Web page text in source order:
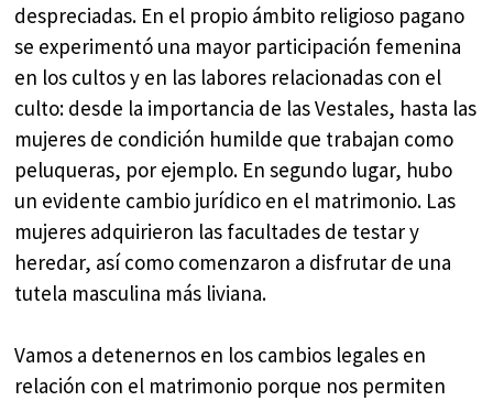
despreciadas. En el propio ámbito religioso pagano
se experimentó una mayor participación femenina
en los cultos y en las labores relacionadas con el
culto: desde la importancia de las Vestales, hasta las
mujeres de condición humilde que trabajan como
peluqueras, por ejemplo. En segundo lugar, hubo
un evidente cambio jurídico en el matrimonio. Las
mujeres adquirieron las facultades de testar y
heredar, así como comenzaron a disfrutar de una
tutela masculina más liviana.
Vamos a detenernos en los cambios legales en
relación con el matrimonio porque nos permiten